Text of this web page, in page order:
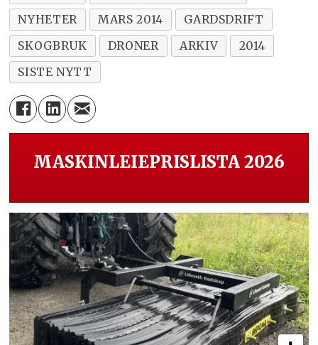
NYHETER
MARS 2014
GARDSDRIFT
SKOGBRUK
DRONER ARKIV
2014
SISTE NYTT
MASKINLEIEPRISLISTA 2026